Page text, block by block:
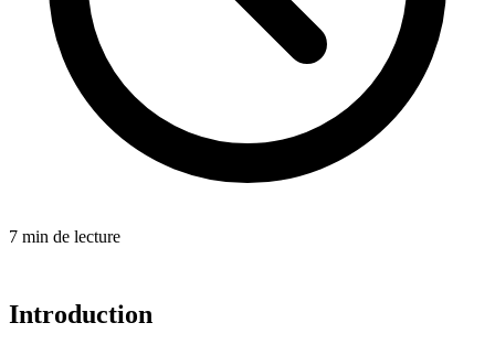
7 min de lecture
Introduction